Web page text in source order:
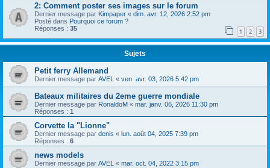
2: Comment poster ses images sur le forum
Dernier message par Kimpaper « dim. avr. 12, 2026 2:52 pm
Posté dans Pourquoi ce forum ?
Réponses : 35 1 2 3
Sujets
Petit ferry Allemand
Dernier message par AVEL « ven. avr. 03, 2026 5:42 pm
Bateaux militaires du 2eme guerre mondiale
Dernier message par RonaldoM « mar. janv. 06, 2026 11:30 pm
Réponses : 1
Corvette la "Lionne"
Dernier message par denis « lun. août 04, 2025 7:39 pm
Réponses : 6
news models
Dernier message par AVEL « mar. oct. 04, 2022 3:15 pm